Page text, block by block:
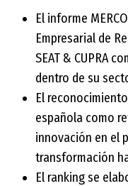
El informe
Empresarial de
SEAT & CUPRA
dentro de su
El
española como
innovación en el
transformación
El ranking se